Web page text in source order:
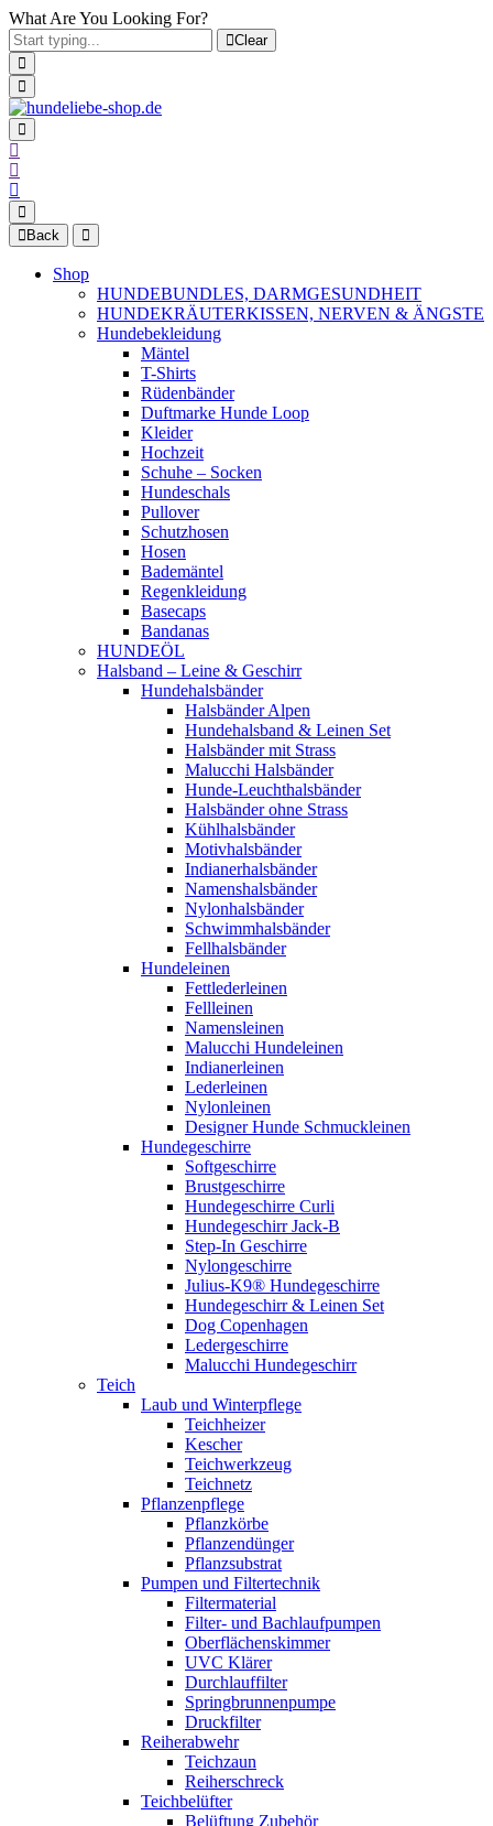
What Are You Looking For?
Clear
Back
Shop
HUNDEBUNDLES, DARMGESUNDHEIT
HUNDEKRÄUTERKISSEN, NERVEN & ÄNGSTE
Hundebekleidung
Mäntel
T-Shirts
Rüdenbänder
Duftmarke Hunde Loop
Kleider
Hochzeit
Schuhe – Socken
Hundeschals
Pullover
Schutzhosen
Hosen
Bademäntel
Regenkleidung
Basecaps
Bandanas
HUNDEÖL
Halsband – Leine & Geschirr
Hundehalsbänder
Halsbänder Alpen
Hundehalsband & Leinen Set
Halsbänder mit Strass
Malucchi Halsbänder
Hunde-Leuchthalsbänder
Halsbänder ohne Strass
Kühlhalsbänder
Motivhalsbänder
Indianerhalsbänder
Namenshalsbänder
Nylonhalsbänder
Schwimmhalsbänder
Fellhalsbänder
Hundeleinen
Fettlederleinen
Fellleinen
Namensleinen
Malucchi Hundeleinen
Indianerleinen
Lederleinen
Nylonleinen
Designer Hunde Schmuckleinen
Hundegeschirre
Softgeschirre
Brustgeschirre
Hundegeschirre Curli
Hundegeschirr Jack-B
Step-In Geschirre
Nylongeschirre
Julius-K9® Hundegeschirre
Hundegeschirr & Leinen Set
Dog Copenhagen
Ledergeschirre
Malucchi Hundegeschirr
Teich
Laub und Winterpflege
Teichheizer
Kescher
Teichwerkzeug
Teichnetz
Pflanzenpflege
Pflanzkörbe
Pflanzendünger
Pflanzsubstrat
Pumpen und Filtertechnik
Filtermaterial
Filter- und Bachlaufpumpen
Oberflächenskimmer
UVC Klärer
Durchlauffilter
Springbrunnenpumpe
Druckfilter
Reiherabwehr
Teichzaun
Reiherschreck
Teichbelüfter
Belüftung Zubehör